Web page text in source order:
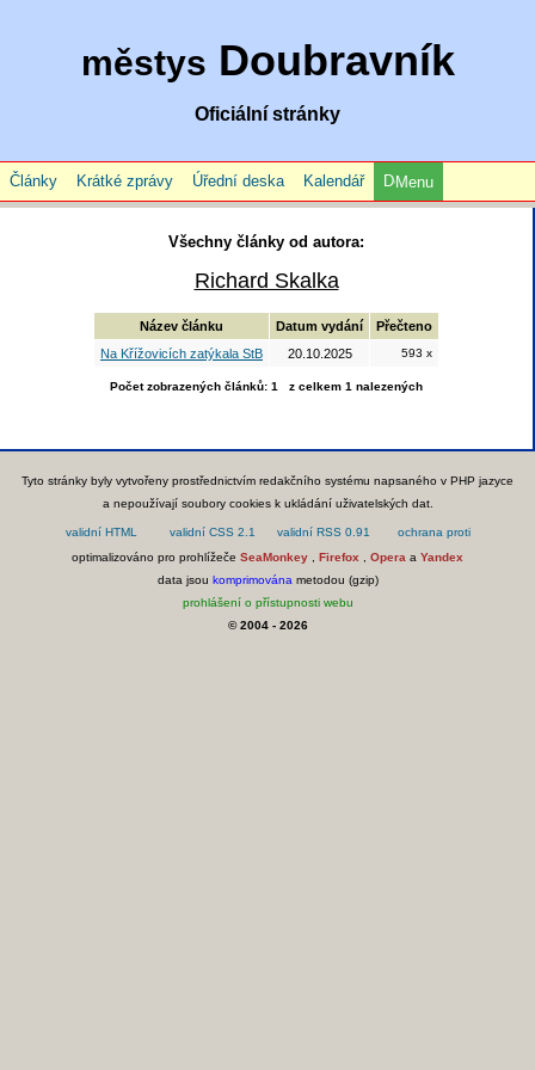
městys Doubravník
Oficiální stránky
Články Krátké zprávy Úřední deska Kalendář Menu
Všechny články od autora:
Richard Skalka
Název článku Datum vydání
Přečteno
Na Křížovicích zatýkala StB
20.10.2025 593 x
Počet zobrazených článků: 1 z celkem 1 nalezených
Tyto stránky byly vytvořeny prostřednictvím redakčního systému napsaného v PHP jazyce
a nepoužívají soubory cookies k ukládání uživatelských dat.
optimalizováno pro prohlížeče SeaMonkey Firefox Opera a Yandex
data jsou komprimována metodou (gzip)
prohlášení o přístupnosti webu
© 2004 - 2026